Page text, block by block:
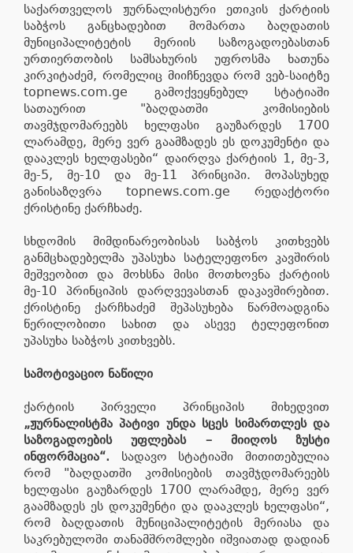
საქართველოს ჟურნალისტური ეთიკის ქარტიის
საბჭოს განცხადებით მომართა ბაღდათის
მუნიციპალიტეტის მერიის საზოგადოებასთან
ურთიერთობის სამსახურის უფროსმა ხათუნა
კირკიტაძემ, რომელიც მიიჩნევდა რომ ვებ-საიტზე
topnews.com.ge გამოქვეყნებულ სტატიაში
სათაურით "ბაღდათში კომისიების
თავმჯდომარეებს ხელფასი გაუზარდეს 1700
ლარამდე, მერე ვერ გაამზადეს ეს დოკუმენტი და
დააკლეს ხელფასები“ დაირღვა ქარტიის 1, მე-3,
მე-5, მე-10 და მე-11 პრინციპი. მოპასუხედ
განისაზღვრა topnews.com.ge რედაქტორი
ქრისტინე ქარჩხაძე.
სხდომის მიმდინარეობისას საბჭოს კითხვებს
განმცხადებელმა უპასუხა სატელეფონო კავშირის
მეშვეობით და მოხსნა მისი მოთხოვნა ქარტიის
მე-10 პრინციპის დარღვევასთან დაკავშირებით.
ქრისტინე ქარჩხაძემ შეპასუხება წარმოადგინა
წერილობითი სახით და ასევე ტელეფონით
უპასუხა საბჭოს კითხვებს.
სამოტივაციო ნაწილი
ქარტიის პირველი პრინციპის მიხედვით
„ჟურნალისტმა პატივი უნდა სცეს სიმართლეს და
საზოგადოების უფლებას – მიიღოს ზუსტი
ინფორმაცია“. სადავო სტატიაში მითითებულია
რომ "ბაღდათში კომისიების თავმჯდომარეებს
ხელფასი გაუზარდეს 1700 ლარამდე, მერე ვერ
გაამზადეს ეს დოკუმენტი და დააკლეს ხელფასი“,
რომ ბაღდათის მუნიციპალიტეტის მერიასა და
საკრებულოში თანამშრომლები იშვიათად დადიან